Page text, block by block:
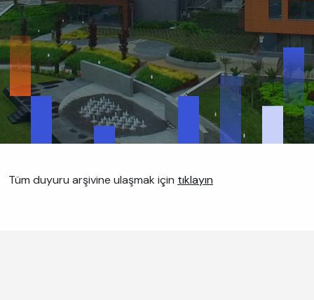
Tüm duyuru arşivine ulaşmak için tıklayın